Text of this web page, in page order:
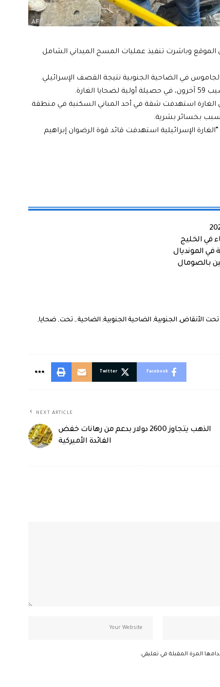
الموقع وباشرت تنفيذ عمليات المسح الميداني الشامل
في الضاحية الجنوبية نتيجة القصف الإسرائيلي.
أن الغارة استهدفت شقة في أحد المباني السكنية في منطقة
بخسائر بشرية.
الإسرائيلية استهدفت قائد قوة الرضوان إبراهيم
في الخليج
المونديال
بالصومال
تحت الأنقاض, الجنوبية, الضاحية الجنوبية, الضاحية., تحت, ضحايا,
Facebook
Twitter
NEXT ARTICLE
الذهب يتجاوز 2600 دولار بدعم من رهانات خفض
الفائدة الأميركية
المرة المقبلة في تعليقي.